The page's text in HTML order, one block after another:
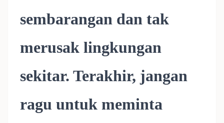
sembarangan dan tak
merusak lingkungan
sekitar. Terakhir, jangan
ragu untuk meminta